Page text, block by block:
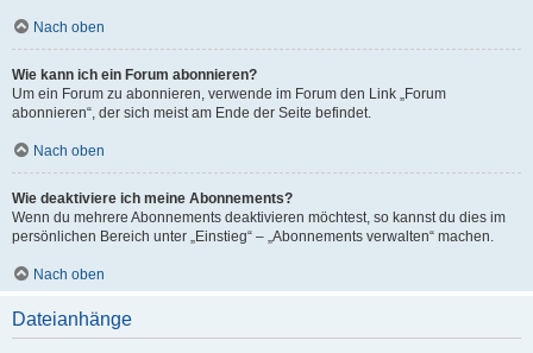
Nach oben
Wie kann ich ein Forum abonnieren?
Um ein Forum zu abonnieren, verwende im Forum den Link „Forum
abonnieren“, der sich meist am Ende der Seite befindet.
Nach oben
Wie deaktiviere ich meine Abonnements?
Wenn du mehrere Abonnements deaktivieren möchtest, so kannst du dies im
persönlichen Bereich unter „Einstieg“ – „Abonnements verwalten“ machen.
Nach oben
Dateianhänge